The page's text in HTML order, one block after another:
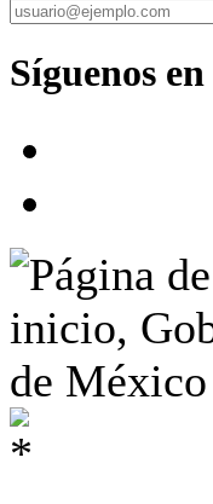
Síguenos en